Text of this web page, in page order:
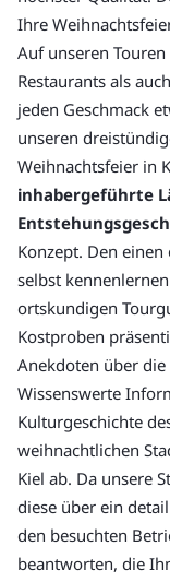
Ihre
Auf unseren
Restaurants als
jeden Geschmack
unseren
Weihnachtsfeier in
inhabergeführte
Konzept. Den
selbst
ortskundigen
Kostproben
Anekdoten über
Wissenswerte
Kulturgeschichte
weihnachtlichen
Kiel ab. Da unsere
diese über ein
den besuchten
beantworten, die